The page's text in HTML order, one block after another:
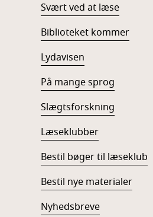
Svært ved at læse
Biblioteket kommer
Lydavisen
På mange sprog
Slægtsforskning
Læseklubber
Bestil bøger til læseklub
Bestil nye materialer
Nyhedsbreve